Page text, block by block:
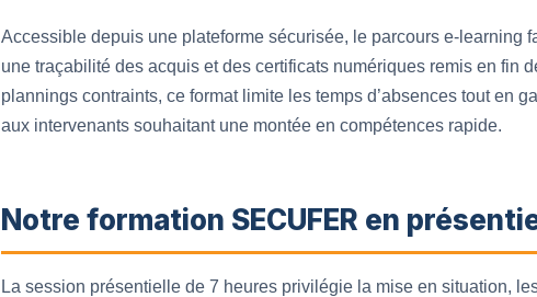
Accessible depuis une plateforme sécurisée, le parcours e‑learning
une traçabilité des acquis et des certificats numériques remis en fin
plannings contraints, ce format limite les temps d’absences tout en
aux intervenants souhaitant une montée en compétences rapide.
Notre formation SECUFER en
La session présentielle de 7 heures privilégie la mise en situation,